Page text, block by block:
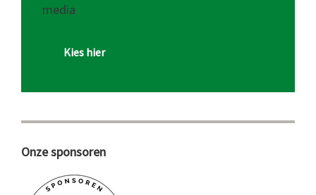
media
Kies hier
Onze sponsoren